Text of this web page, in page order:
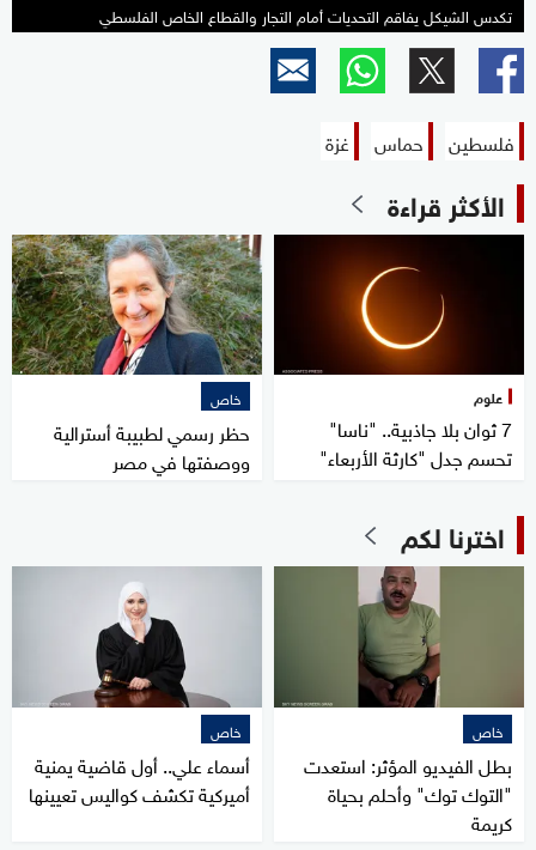
تكدس الشيكل يفاقم التحديات أمام التجار والقطاع الخاص الفلسطي
فلسطين حماس غزة
الأكثر قراءة
علوم
7 ثوان بلا جاذبية.. "ناسا"
تحسم جدل "كارثة الأربعاء"
خاص
حظر رسمي لطبيبة أسترالية
ووصفتها في مصر
اخترنا لكم
خاص
بطل الفيديو المؤثر: استعدت
"التوك توك" وأحلم بحياة
كريمة
خاص
أسماء علي.. أول قاضية يمنية
أميركية تكشف كواليس تعيينها